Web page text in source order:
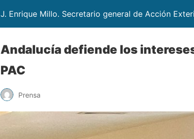
J. Enrique Millo. Secretario general de Acción
Andalucía defiende los
PAC
Prensa